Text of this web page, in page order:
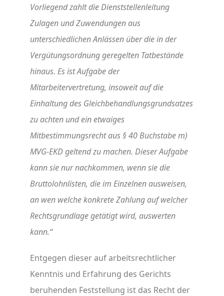
Vorliegend zahlt die Dienststellenleitung
Zulagen und Zuwendungen aus
unterschiedlichen Anlässen über die in der
Vergütungsordnung geregelten Tatbestände
hinaus. Es ist Aufgabe der
Mitarbeitervertretung, insoweit auf die
Einhaltung des Gleichbehandlungsgrundsatzes
zu achten und ein etwaiges
Mitbestimmungsrecht aus § 40 Buchstabe m)
MVG-EKD geltend zu machen. Dieser Aufgabe
kann sie nur nachkommen, wenn sie die
Bruttolohnlisten, die im Einzelnen ausweisen,
an wen welche konkrete Zahlung auf welcher
Rechtsgrundlage getätigt wird, auswerten
kann.“
Entgegen dieser auf arbeitsrechtlicher
Kenntnis und Erfahrung des Gerichts
beruhenden Feststellung ist das Recht der